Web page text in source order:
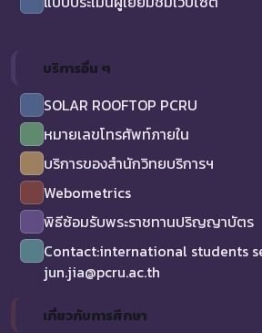
บริการอื่น ๆ
SOLAR ROOFTOP PCRU
หมายเลขโทรศัพท์ภายใน
บริการของสำนักวิทยบริการฯ
Webometrics
พิธีซ้อมรับพระราชทานปริญญาบัตร
Contact:international students
jun.jia@pcru.ac.th
เกี่ยวกับการศึกษา